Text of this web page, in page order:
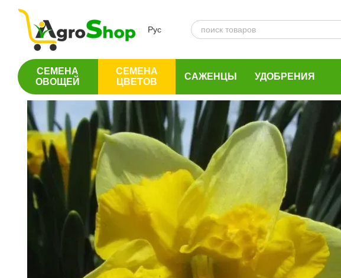
Перейти к основному контенту
Рус
СЕМЕНА
ОВОЩЕЙ
СЕМЕНА
ЦВЕТОВ
САЖЕНЦЫ УДОБРЕНИЯ